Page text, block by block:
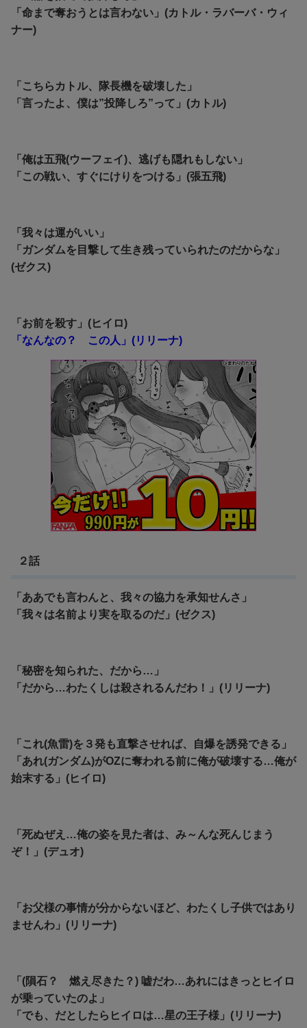
「命まで奪おうとは言わない」(カトル・ラバーバ・ウィ
ナー)
「こちらカトル、隊長機を破壊した」
「言ったよ、僕は”投降しろ”って」(カトル)
「俺は五飛(ウーフェイ)、逃げも隠れもしない」
「この戦い、すぐにけりをつける」(張五飛)
「我々は運がいい」
「ガンダムを目撃して生き残っていられたのだからな」
(ゼクス)
「お前を殺す」(ヒイロ)
「なんなの？ この人」(リリーナ)
２話
「ああでも言わんと、我々の協力を承知せんさ」
「我々は名前より実を取るのだ」(ゼクス)
「秘密を知られた、だから…」
「だから…わたくしは殺されるんだわ！」(リリーナ)
「これ(魚雷)を３発も直撃させれば、自爆を誘発できる」
「あれ(ガンダム)がOZに奪われる前に俺が破壊する…俺が
始末する」(ヒイロ)
「死ぬぜえ…俺の姿を見た者は、み～んな死んじまう
ぞ！」(デュオ)
「お父様の事情が分からないほど、わたくし子供ではあり
ませんわ」(リリーナ)
「(隕石？ 燃え尽きた？) 嘘だわ…あれにはきっとヒイロ
が乗っていたのよ」
「でも、だとしたらヒイロは…星の王子様」(リリーナ)